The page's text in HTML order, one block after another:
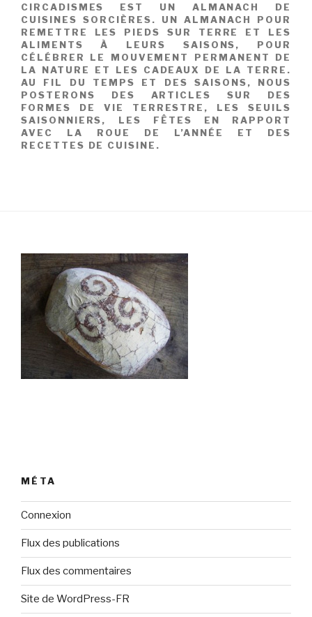
CIRCADISMES EST UN ALMANACH DE
CUISINES SORCIÈRES. UN ALMANACH POUR
REMETTRE LES PIEDS SUR TERRE ET LES
ALIMENTS À LEURS SAISONS, POUR
CÉLÉBRER LE MOUVEMENT PERMANENT DE
LA NATURE ET LES CADEAUX DE LA TERRE.
AU FIL DU TEMPS ET DES SAISONS, NOUS
POSTERONS DES ARTICLES SUR DES
FORMES DE VIE TERRESTRE, LES SEUILS
SAISONNIERS, LES FÊTES EN RAPPORT
AVEC LA ROUE DE L’ANNÉE ET DES
RECETTES DE CUISINE.
MÉTA
Connexion
Flux des publications
Flux des commentaires
Site de WordPress-FR